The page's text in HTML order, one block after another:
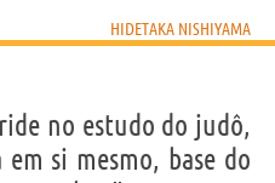
HIDETAKA NISHIYAMA
no estudo do judô,
si mesmo, base do